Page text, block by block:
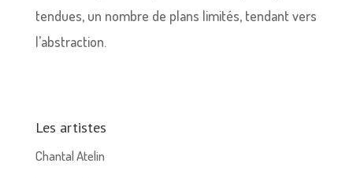
tendues, un nombre de plans limités, tendant vers
l’abstraction.
Les artistes
Chantal Atelin